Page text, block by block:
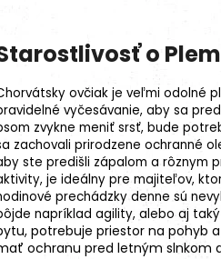
o
ovčiak je veľmi odolné
vyčesávanie, aby sa
zvykne meniť srsť, bude
zachovali prirodzene ochranné
ste predišli zápalom a rôznym
je ideálny pre majiteľov,
prechádzky denne sú
napríklad agility, alebo aj taký
potrebuje priestor na pohyb
ochranu pred letným slnkom